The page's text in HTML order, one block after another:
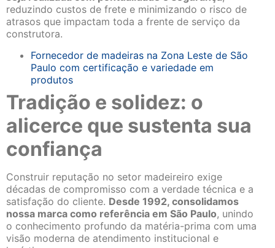
reduzindo custos de frete e minimizando o risco de
atrasos que impactam toda a frente de serviço da
construtora.
Fornecedor de madeiras na Zona Leste de São
Paulo com certificação e variedade em
produtos
Tradição e solidez: o
alicerce que sustenta sua
confiança
Construir reputação no setor madeireiro exige
décadas de compromisso com a verdade técnica e a
satisfação do cliente. Desde 1992, consolidamos
nossa marca como referência em São Paulo, unindo
o conhecimento profundo da matéria-prima com uma
visão moderna de atendimento institucional e